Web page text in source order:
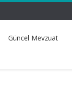
Güncel Mevzuat